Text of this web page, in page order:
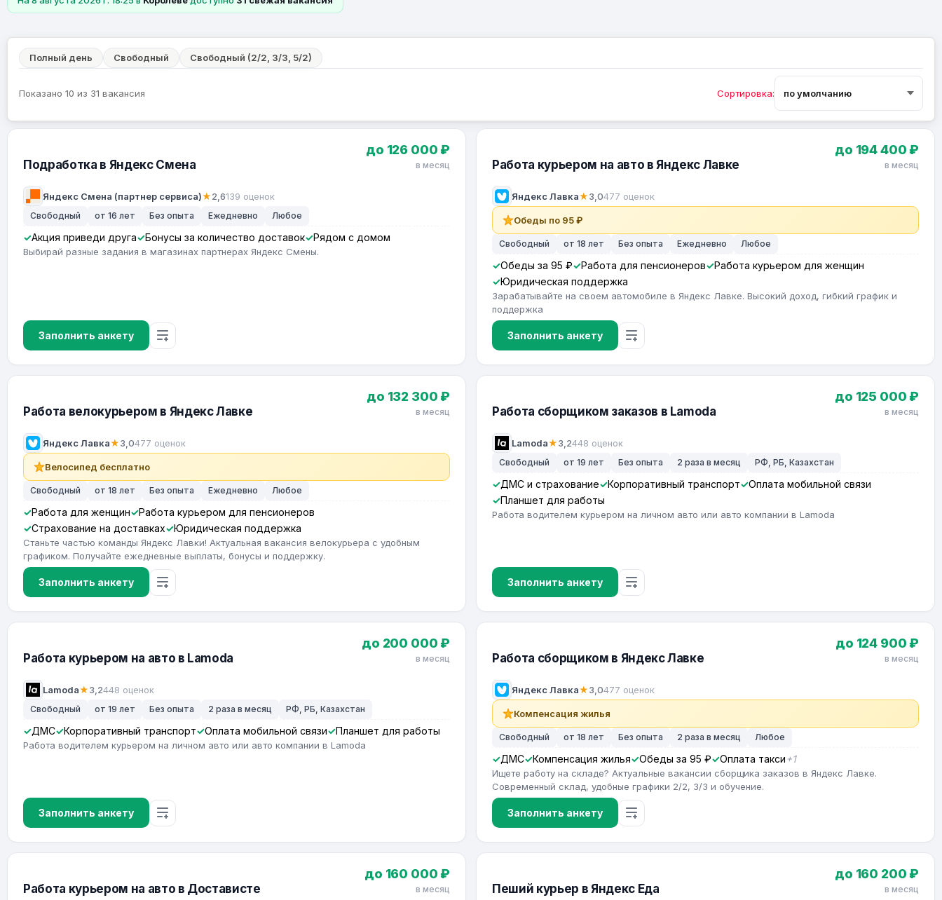
Полный день Свободный Свободный (2/2, 3/3, 5/2)
Показано 10 из 31 вакансия Сортировка:
Подработка в Яндекс Смена
Яндекс Смена (партнер сервиса)★2,6139 оценок
до 126 000 ₽
в месяц
Свободный от 16 лет Без опыта Ежедневно Любое
Акция приведи друга Бонусы за количество доставок Рядом с домом
Выбирай разные задания в магазинах партнерах Яндекс Смены.
Заполнить анкету
Работа курьером на авто в Яндекс Лавке
Яндекс Лавка★3,0477 оценок
до 194 400 ₽
в месяц
Обеды по 95 ₽
Свободный от 18 лет Без опыта Ежедневно Любое
Обеды за 95 ₽ Работа для пенсионеров
Работа курьером для женщин
Юридическая поддержка
Зарабатывайте на своем автомобиле в Яндекс Лавке. Высокий доход, гибкий график и
поддержка
Заполнить анкету
Работа велокурьером в Яндекс Лавке
Яндекс Лавка★3,0477 оценок
до 132 300 ₽
в месяц
Велосипед бесплатно
Свободный от 18 лет Без опыта Ежедневно Любое
Работа для женщин
Работа курьером для пенсионеров
Страхование на доставках
Юридическая поддержка
Станьте частью команды Яндекс Лавки! Актуальная вакансия велокурьера с удобным
графиком. Получайте ежедневные выплаты, бонусы и поддержку.
Заполнить анкету
Работа сборщиком заказов в Lamoda
Lamoda★3,2448 оценок
до 125 000 ₽
в месяц
Свободный от 19 лет Без опыта 2 раза в месяц РФ, РБ, Казахстан
ДМС и страхование Корпоративный транспорт
Оплата мобильной связи
Планшет для работы
Работа водителем курьером на личном авто или авто компании в Lamoda
Заполнить анкету
Работа курьером на авто в Lamoda
Lamoda★3,2448 оценок
до 200 000 ₽
в месяц
Свободный от 19 лет Без опыта 2 раза в месяц РФ, РБ, Казахстан
ДМС Корпоративный транспорт Оплата мобильной связи Планшет для работы
Работа водителем курьером на личном авто или авто компании в Lamoda
Заполнить анкету
Работа сборщиком в Яндекс Лавке
Яндекс Лавка★3,0477 оценок
до 124 900 ₽
в месяц
Компенсация жилья
Свободный от 18 лет Без опыта 2 раза в месяц Любое
ДМС Компенсация жилья Обеды за 95 ₽ Оплата такси +1
Ищете работу на складе? Актуальные вакансии сборщика заказов в Яндекс Лавке.
Современный склад, удобные графики 2/2, 3/3 и обучение.
Заполнить анкету
Работа курьером на авто в Достависте
до 160 000 ₽
в месяц Пеший курьер в Яндекс Еда
до 160 200 ₽
в месяц